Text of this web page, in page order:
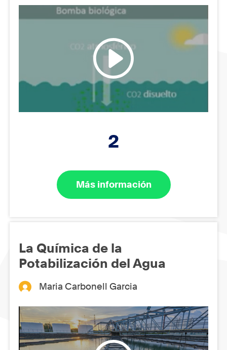
2
Más información
La Química de la
Potabilización del Agua
Maria Carbonell Garcia